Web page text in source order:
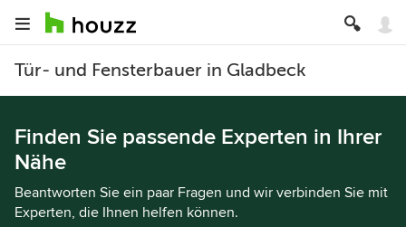
Tür- und Fensterbauer in Gladbeck
Finden Sie passende Experten in Ihrer
Nähe
Beantworten Sie ein paar Fragen und wir verbinden Sie mit
Experten, die Ihnen helfen können.